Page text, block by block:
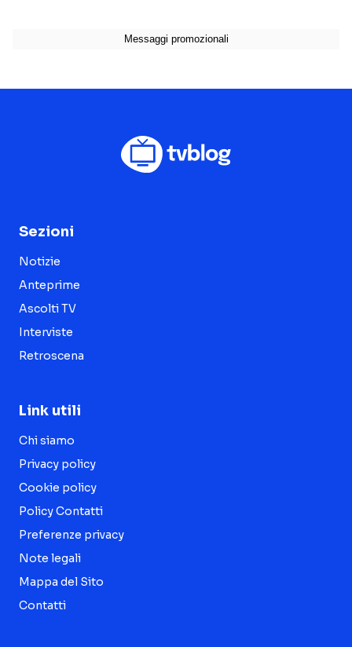
Sezioni
Notizie
Anteprime
Ascolti TV
Interviste
Retroscena
Link utili
Chi siamo
Privacy policy
Cookie policy
Policy Contatti
Preferenze privacy
Note legali
Mappa del Sito
Contatti